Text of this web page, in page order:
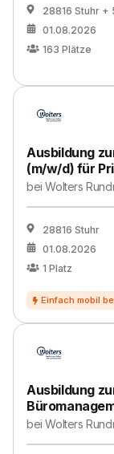
28816 Stuhr +
01.08.2026
163 Plätze
Ausbildung
(m/w/d) für
beiWolters
28816 Stuhr
01.08.2026
1 Platz
Ausbildung
beiWolters